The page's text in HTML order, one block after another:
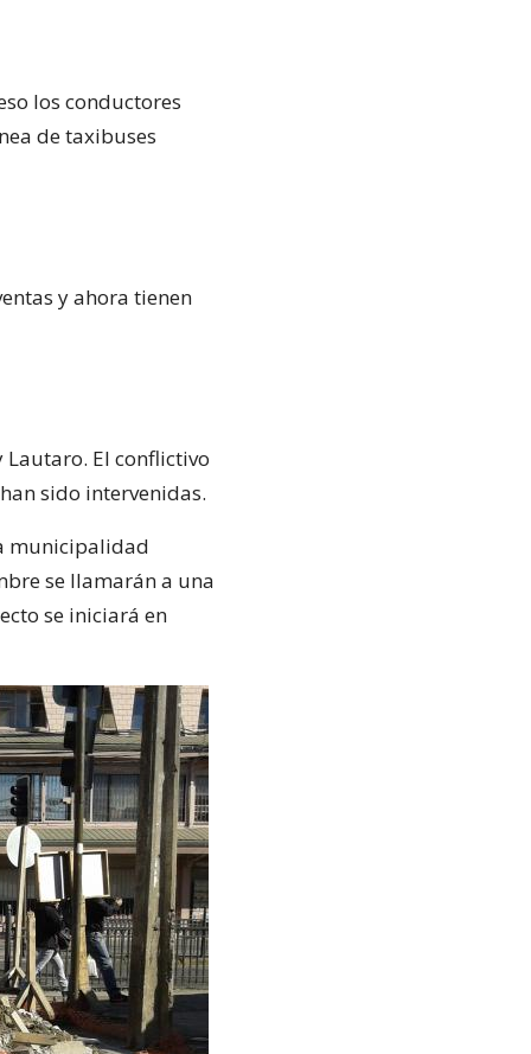
los conductores
de taxibuses
y ahora tienen
El conflictivo
sido intervenidas.
municipalidad
se llamarán a una
se iniciará en